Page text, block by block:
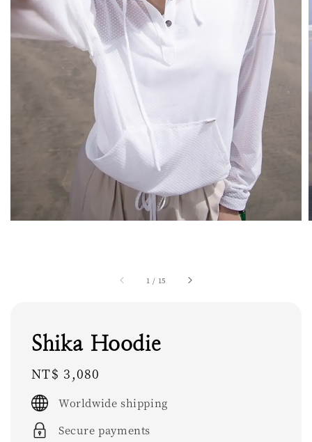
1 / 15
Shika Hoodie
Regular
price
NT$ 3,080
Worldwide shipping
Secure payments